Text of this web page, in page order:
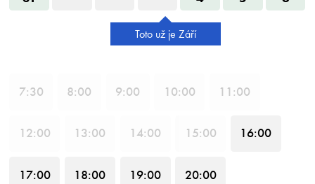
Toto už je Září
7:30 8:00 9:00 10:00 11 :00
12:00 13:00 14:00 15:00 16:00
17:00 18:00 19:00 20:00